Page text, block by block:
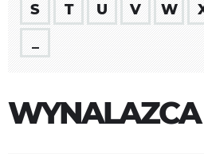
S
T U V W
WYNALAZCA